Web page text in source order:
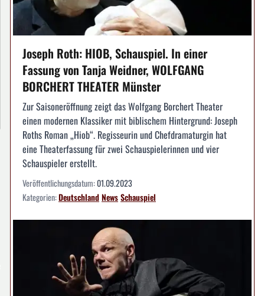
Joseph Roth: HIOB, Schauspiel. In einer
Fassung von Tanja Weidner, WOLFGANG
BORCHERT THEATER Münster
Zur Saisoneröffnung zeigt das Wolfgang Borchert Theater
einen modernen Klassiker mit biblischem Hintergrund: Joseph
Roths Roman „Hiob“. Regisseurin und Chefdramaturgin hat
eine Theaterfassung für zwei Schauspielerinnen und vier
Schauspieler erstellt.
Veröffentlichungsdatum:01.09.2023
Kategorien:DeutschlandNewsSchauspiel